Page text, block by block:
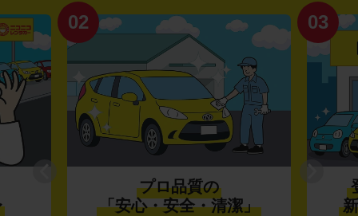
02
プロ品質の
「安心・安全・清潔」
03